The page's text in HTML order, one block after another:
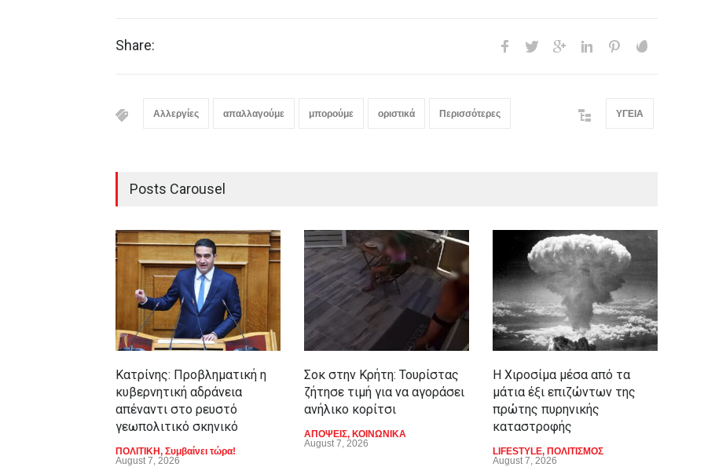
Share:
Αλλεργίες απαλλαγούμε μπορούμε οριστικά Περισσότερες ΥΓΕΙΑ
Posts Carousel
Κατρίνης: Προβληματική η
κυβερνητική αδράνεια
απέναντι στο ρευστό
γεωπολιτικό σκηνικό
ΠΟΛΙΤΙΚΗ, Συμβαίνει τώρα!
August 7, 2026
Σοκ στην Κρήτη: Τουρίστας
ζήτησε τιμή για να αγοράσει
ανήλικο κορίτσι
ΑΠΟΨΕΙΣ, ΚΟΙΝΩΝΙΚΑ
August 7, 2026
Η Χιροσίμα μέσα από τα
μάτια έξι επιζώντων της
πρώτης πυρηνικής
καταστροφής
LIFESTYLE, ΠΟΛΙΤΙΣΜΟΣ
August 7, 2026